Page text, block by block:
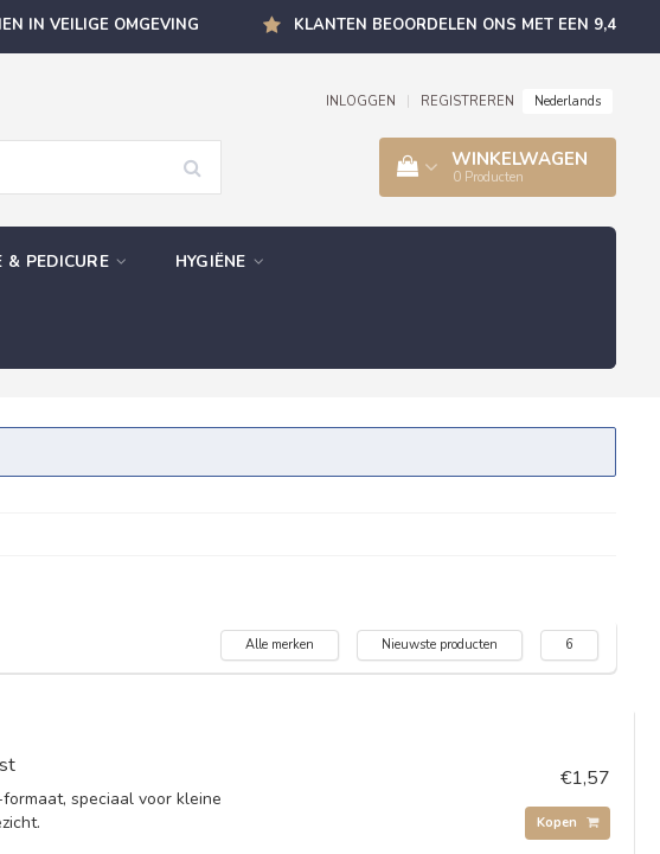
IN VEILIGE OMGEVING KLANTEN BEOORDELEN ONS MET EEN 9,4
INLOGGEN REGISTREREN Nederlands
WINKELWAGEN
0 Producten
& PEDICURE HYGIËNE
Alle merken Nieuwste producten 6
speciaal voor kleine
€1,57
Kopen